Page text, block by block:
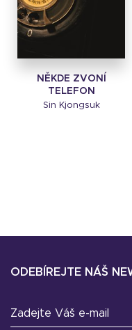
NĚKDE ZVONÍ
TELEFON
Sin Kjongsuk
ODEBÍREJTE NÁŠ
Zadejte Váš e-mail